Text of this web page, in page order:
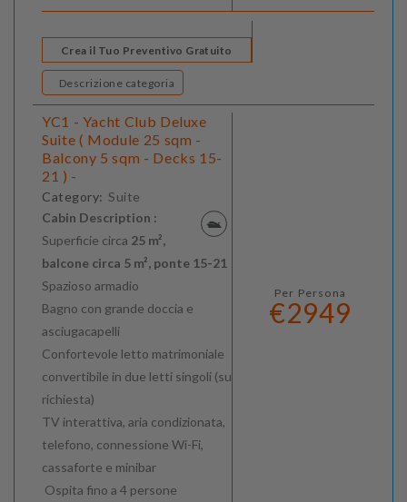
Crea il Tuo Preventivo Gratuito
Descrizione categoria
YC1 - Yacht Club Deluxe
Suite ( Module 25 sqm -
Balcony 5 sqm - Decks 15-
21 ) -
Category: Suite
Cabin Description :
Superficie circa 25 m²,
balcone circa 5 m², ponte 15-21
Spazioso armadio
Bagno con grande doccia e
asciugacapelli
Confortevole letto matrimoniale
convertibile in due letti singoli (su
richiesta)
TV interattiva, aria condizionata,
telefono, connessione Wi-Fi,
cassaforte e minibar
Ospita fino a 4 persone
Per Persona
€2949